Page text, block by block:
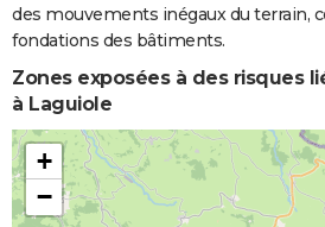
des mouvements inégaux du terrain,
fondations des bâtiments.
Zones exposées à des risques
à Laguiole
+
−